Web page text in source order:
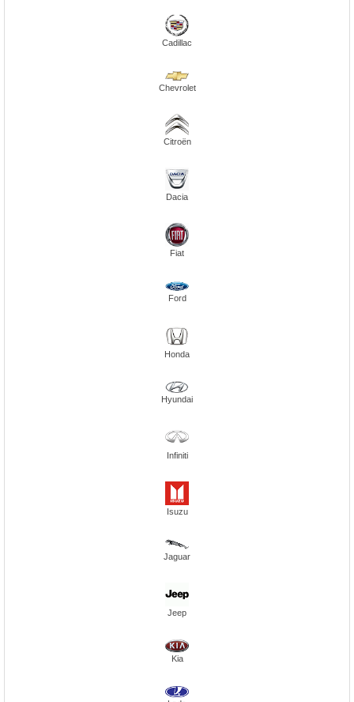
Cadillac
Chevrolet
Citroën
Dacia
Fiat
Ford
Honda
Hyundai
Infiniti
Isuzu
Jaguar
Jeep
Kia